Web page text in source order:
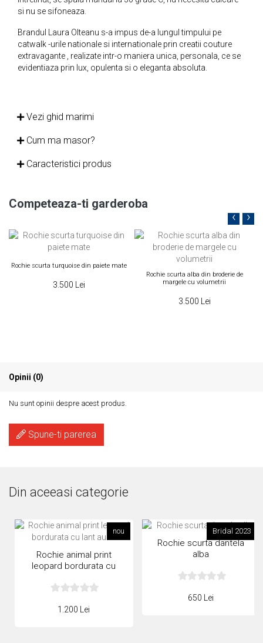
si nu se sifoneaza.
Brandul Laura Olteanu s-a impus de-a lungul timpului pe
catwalk -urile nationale si internationale prin creatii couture
extravagante , realizate intr-o maniera unica, personala, ce se
evidentiaza prin lux, opulenta si o eleganta absoluta.
Vezi ghid marimi
Cum ma masor?
Caracteristici produs
Competeaza-ti garderoba
Rochie scurta turquoise din paiete mate
3.500 Lei
Rochie scurta alba din broderie de
margele cu volumetrii
3.500 Lei
‹ ›
Opinii (0)
Nu sunt opinii despre acest produs.
Spune-ti parerea
Din aceeasi categorie
nou
Rochie animal print
leopard bordurata cu
1.200 Lei
Bridal 2023
Rochie scurta dantela
alba
650 Lei